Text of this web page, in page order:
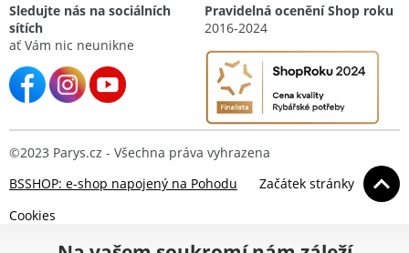
Sledujte nás na sociálních
sítích
ať Vám nic neunikne
Pravidelná ocenění Shop roku
2016-2024
©2023 Parys.cz - Všechna práva vyhrazena
BSSHOP: e-shop napojený na Pohodu
Začátek stránky
Cookies